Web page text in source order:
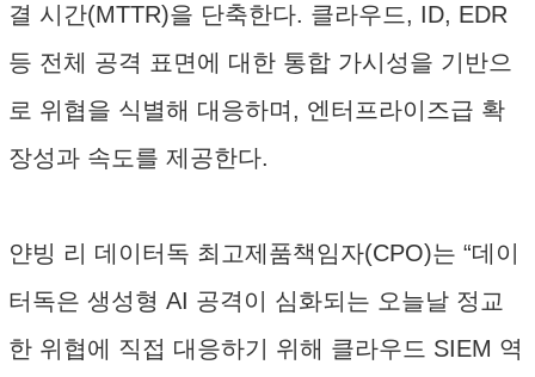
결 시간(MTTR)을 단축한다. 클라우드, ID, EDR
등 전체 공격 표면에 대한 통합 가시성을 기반으
로 위협을 식별해 대응하며, 엔터프라이즈급 확
장성과 속도를 제공한다.
얀빙 리 데이터독 최고제품책임자(CPO)는 “데이
터독은 생성형 AI 공격이 심화되는 오늘날 정교
한 위협에 직접 대응하기 위해 클라우드 SIEM 역